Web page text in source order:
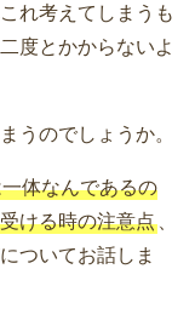
れ考えてしまうも
度とかからないよ
うのでしょうか。
体なんであるの
ける時の注意点
ついてお話しま